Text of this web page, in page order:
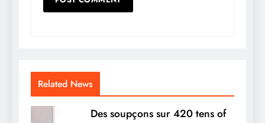
Related News
Des soupçons sur 420 tens of